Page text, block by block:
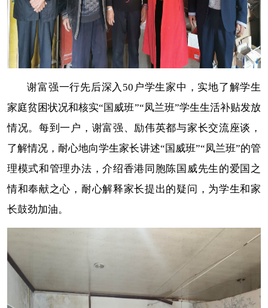
谢富强一行先后深入50户学生家中，实地了解学生
家庭贫困状况和核实“国威班”“凤兰班”学生生活补贴发放
情况。每到一户，谢富强、励伟英都与家长交流座谈，
了解情况，耐心地向学生家长讲述“国威班”“凤兰班”的管
理模式和管理办法，介绍香港同胞陈国威先生的爱国之
情和奉献之心，耐心解释家长提出的疑问，为学生和家
长鼓劲加油。